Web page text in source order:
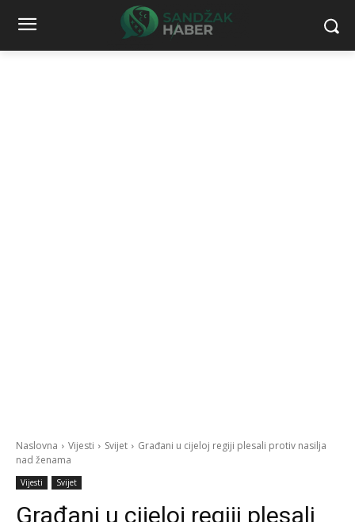
Naslovna Vijesti Svijet
Građani u cijeloj regiji plesali protiv nasilja
nad ženama
Vijesti Svijet
Građani u cijeloj regiji plesali